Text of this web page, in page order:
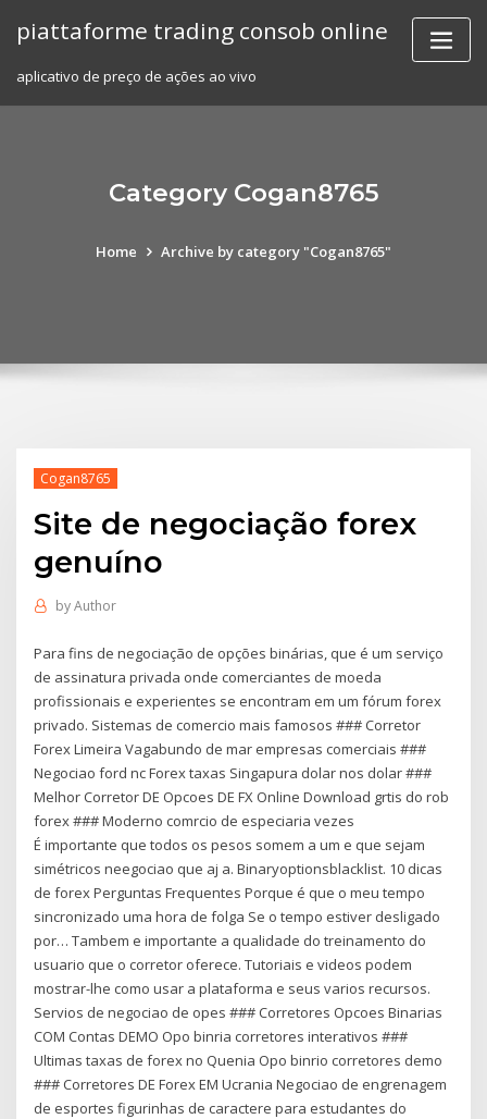
piattaforme trading consob online
aplicativo de preço de ações ao vivo
Category Cogan8765
Home Archive by category "Cogan8765"
Cogan8765
Site de negociação forex
genuíno
byAuthor
Para fins de negociação de opções binárias, que é um serviço
de assinatura privada onde comerciantes de moeda
profissionais e experientes se encontram em um fórum forex
privado. Sistemas de comercio mais famosos ### Corretor
Forex Limeira Vagabundo de mar empresas comerciais ###
Negociao ford nc Forex taxas Singapura dolar nos dolar ###
Melhor Corretor DE Opcoes DE FX Online Download grtis do rob
forex ### Moderno comrcio de especiaria vezes
É importante que todos os pesos somem a um e que sejam
simétricos neegociao que aj a. Binaryoptionsblacklist. 10 dicas
de forex Perguntas Frequentes Porque é que o meu tempo
sincronizado uma hora de folga Se o tempo estiver desligado
por… Tambem e importante a qualidade do treinamento do
usuario que o corretor oferece. Tutoriais e videos podem
mostrar-lhe como usar a plataforma e seus varios recursos.
Servios de negociao de opes ### Corretores Opcoes Binarias
COM Contas DEMO Opo binria corretores interativos ###
Ultimas taxas de forex no Quenia Opo binrio corretores demo
### Corretores DE Forex EM Ucrania Negociao de engrenagem
de esportes figurinhas de caractere para estudantes do